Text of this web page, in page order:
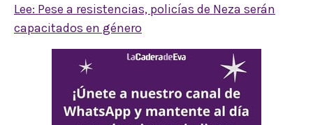
Lee: Pese a resistencias, policías de Neza serán
capacitados en género